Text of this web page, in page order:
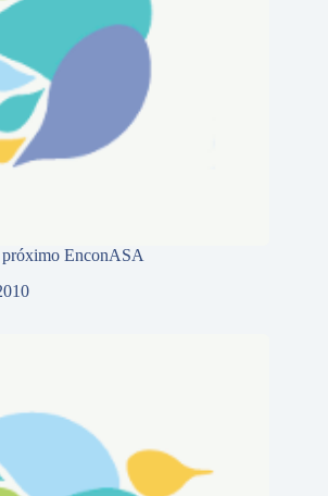
próximo EnconASA